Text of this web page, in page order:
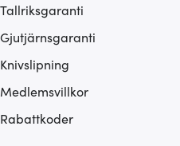
Tallriksgaranti
Gjutjärnsgaranti
Knivslipning
Medlemsvillkor
Rabattkoder